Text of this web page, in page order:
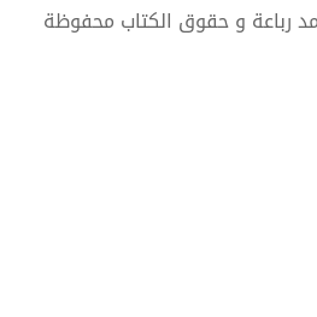
رباعة و حقوق الكتاب محفوظة